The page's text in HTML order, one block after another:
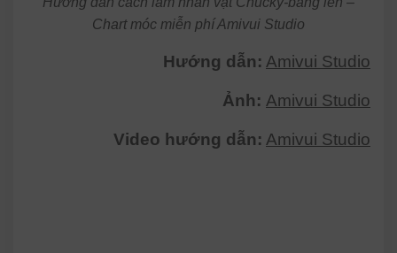
Chart móc miễn phí Amivui Studio
Hướng dẫn: Amivui Studio
Ảnh: Amivui Studio
Video hướng dẫn: Amivui Studio